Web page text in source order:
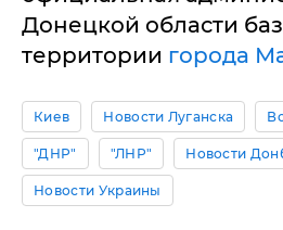
Донецкой области
территории города
Киев Новости Луганска
"ДНР" "ЛНР" Новости
Новости Украины